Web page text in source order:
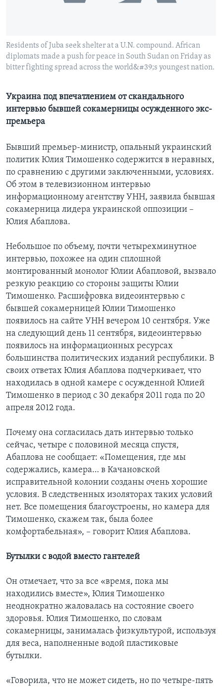
СОЦИАЛЬНЫЕ СЕТИ
Residents of Juba seek shelter at a U.N. compound. African
diplomats made a push for peace in South Sudan on Friday as
bitter fighting spread across the world&#39;s youngest nation.
Украина под впечатлением от скандального
интервью бывшей сокамерницы осужденного экс-
премьера
Бывший премьер-министр, опальный украинский
политик Юлия Тимошенко содержится в неравных,
по сравнению с другими заключенными, условиях.
Об этом в телевизионном интервью
информационному агентству УНН, заявила бывшая
сокамерница лидера украинской оппозиции –
Юлия Абаплова.
Небольшое по объему, почти четырехминутное
интервью, похожее на один сплошной
монтированный монолог Юлии Абапловой, вызвало
резкую реакцию со стороны защиты Юлии
Тимошенко. Расшифровка видеоинтервью с
бывшей сокамерницей Юлии Тимошенко
появилось на сайте УНН вечером 10 сентября. Уже
на следующий день 11 сентября, видеоинтервью
появилось на информационных ресурсах
большинства политических изданий республики. В
своих ответах Юлия Абаплова подчеркивает, что
находилась в одной камере с осужденной Юлией
Тимошенко в период с 30 декабря 2011 года по 20
апреля 2012 года.
Почему она согласилась дать интервью только
сейчас, четыре с половиной месяца спустя,
Абаплова не сообщает: «Помещения, где мы
содержались, камера… в Качановской
исправительной колонии созданы очень хорошие
условия. В следственных изоляторах таких условий
нет. Все помещения благоустроены, но камера для
Тимошенко, скажем так, была более
комфортабельная», – говорит Юлия Абаплова.
Бутылки с водой вместо гантелей
Он отмечает, что за все «время, пока мы
находились вместе», Юлия Тимошенко
неоднократно жаловалась на состояние своего
здоровья. Юлия Тимошенко, по словам
сокамерницы, занималась физкультурой, используя
для веса, наполненные водой пластиковые
бутылки.
«Говорила, что не может сидеть, но по четыре-пять